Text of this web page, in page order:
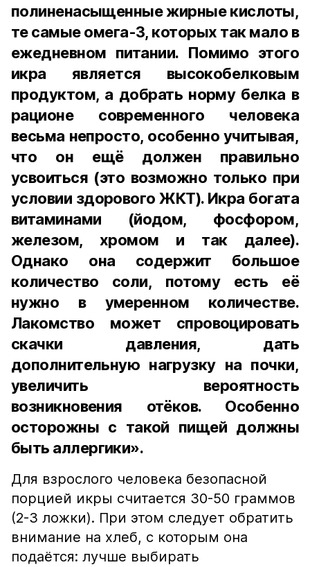
полиненасыщенные жирные кислоты,
те самые омега-3, которых так мало в
ежедневном питании. Помимо этого
икра является высокобелковым
продуктом, а добрать норму белка в
рационе современного человека
весьма непросто, особенно учитывая,
что он ещё должен правильно
усвоиться (это возможно только при
условии здорового ЖКТ). Икра богата
витаминами (йодом, фосфором,
железом, хромом и так далее).
Однако она содержит большое
количество соли, потому есть её
нужно в умеренном количестве.
Лакомство может спровоцировать
скачки давления, дать
дополнительную нагрузку на почки,
увеличить вероятность
возникновения отёков. Особенно
осторожны с такой пищей должны
быть аллергики».
Для взрослого человека безопасной
порцией икры считается 30-50 граммов
(2-3 ложки). При этом следует обратить
внимание на хлеб, с которым она
подаётся: лучше выбирать